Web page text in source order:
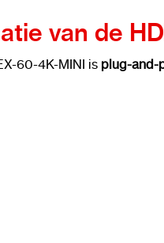
van de
60-4K-MINI is plug-and-